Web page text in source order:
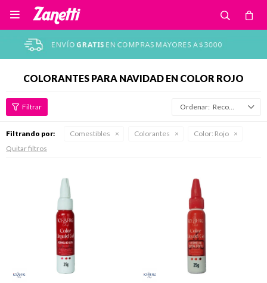

COLORANTES PARA NAVIDAD EN COLOR ROJO
Recomendados
Filtrando por: Comestibles Colorantes Color: Rojo
Quitar filtros